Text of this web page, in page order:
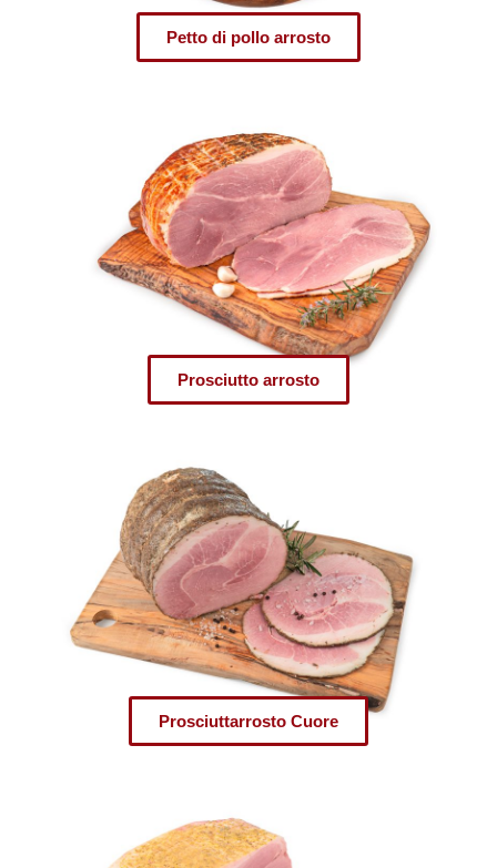
Petto di pollo arrosto
Prosciutto arrosto
Prosciuttarrosto Cuore